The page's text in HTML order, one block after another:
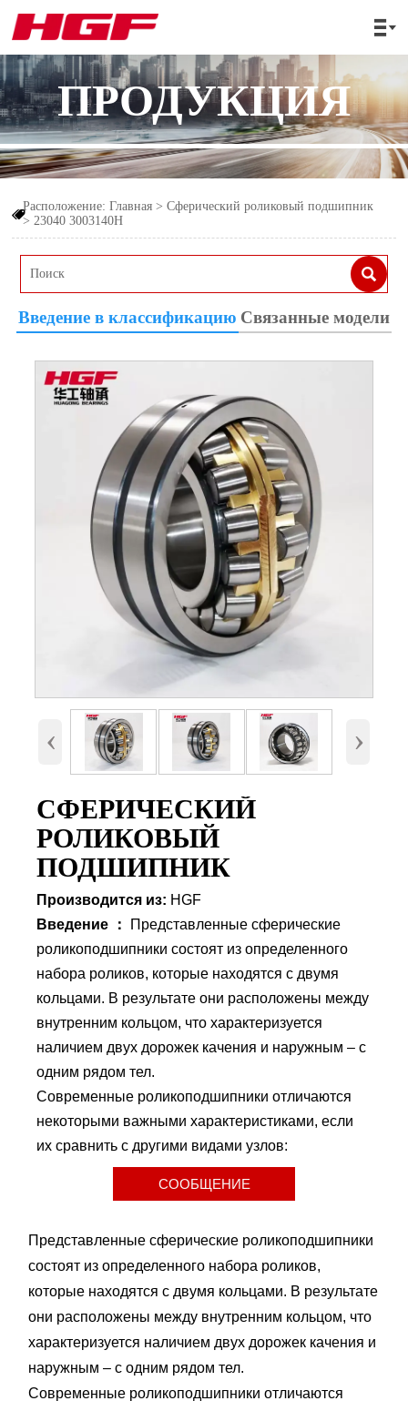

ПРОДУКЦИЯ

Расположение:Главная >Сферический роликовый подшипник
>23040 3003140Н

Введение в классификацию Связанные модели
‹ ›
СФЕРИЧЕСКИЙ
РОЛИКОВЫЙ
ПОДШИПНИК
Производится из: HGF
Введение ：
Представленные сферические
роликоподшипники состоят из определенного
набора роликов, которые находятся с двумя
кольцами. В результате они расположены между
внутренним кольцом, что характеризуется
наличием двух дорожек качения и наружным – с
одним рядом тел.
Современные роликоподшипники отличаются
некоторыми важными характеристиками, если
их сравнить с другими видами узлов:
СООБЩЕНИЕ
Представленные сферические роликоподшипники
состоят из определенного набора роликов,
которые находятся с двумя кольцами. В результате
они расположены между внутренним кольцом, что
характеризуется наличием двух дорожек качения и
наружным – с одним рядом тел.
Современные роликоподшипники отличаются
23040 с сепаратором(MB,CA,CC
и E)
Внутренний
диаметр (d)
200 мм
Наружный
310 мм.
82 мм.
23,1 Кг